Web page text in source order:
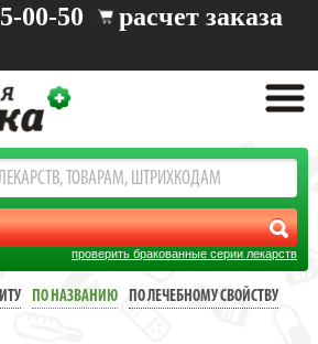
00-50 расчет заказа
проверить бракованные серии лекарств
ПО НАЗВАНИЮ
ПО ЛЕЧЕБНОМУ СВОЙСТВУ